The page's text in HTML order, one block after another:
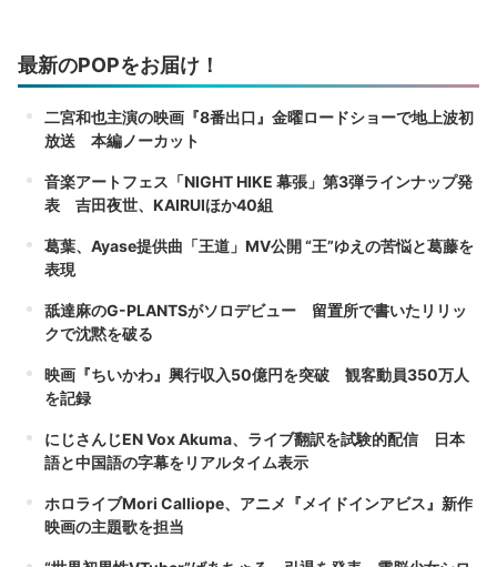
最新のPOPをお届け！
二宮和也主演の映画『8番出口』金曜ロードショーで地上波初
放送 本編ノーカット
音楽アートフェス「NIGHT HIKE 幕張」第3弾ラインナップ発
表 吉田夜世、KAIRUIほか40組
葛葉、Ayase提供曲「王道」MV公開 “王”ゆえの苦悩と葛藤を
表現
舐達麻のG-PLANTSがソロデビュー 留置所で書いたリリッ
クで沈黙を破る
映画『ちいかわ』興行収入50億円を突破 観客動員350万人
を記録
にじさんじEN Vox Akuma、ライブ翻訳を試験的配信 日本
語と中国語の字幕をリアルタイム表示
ホロライブMori Calliope、アニメ『メイドインアビス』新作
映画の主題歌を担当